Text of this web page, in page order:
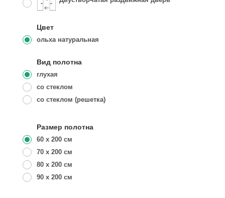
Цвет
ольха натуральная
Вид полотна
глухая
со стеклом
со стеклом (решетка)
Размер полотна
60 x 200 см
70 x 200 см
80 x 200 см
90 x 200 см